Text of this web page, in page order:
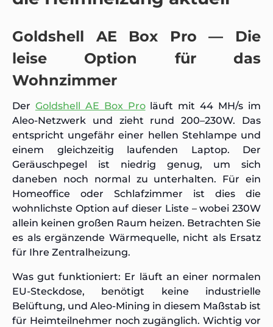
Goldshell AE Box Pro — Die
leise Option für das
Wohnzimmer
Der Goldshell AE Box Proläuft mit 44 MH/s im
Aleo-Netzwerk und zieht rund 200–230W. Das
entspricht ungefähr einer hellen Stehlampe und
einem gleichzeitig laufenden Laptop. Der
Geräuschpegel ist niedrig genug, um sich
daneben noch normal zu unterhalten. Für ein
Homeoffice oder Schlafzimmer ist dies die
wohnlichste Option auf dieser Liste – wobei 230W
allein keinen großen Raum heizen. Betrachten Sie
es als ergänzende Wärmequelle, nicht als Ersatz
für Ihre Zentralheizung.
Was gut funktioniert: Er läuft an einer normalen
EU-Steckdose, benötigt keine industrielle
Belüftung, und Aleo-Mining in diesem Maßstab ist
für Heimteilnehmer noch zugänglich. Wichtig vor